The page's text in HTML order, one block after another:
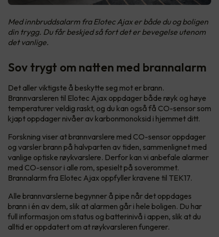
Med innbruddsalarm fra Elotec Ajax er både du og boligen
din trygg. Du får beskjed så fort det er bevegelse utenom
det vanlige.
Sov trygt om natten med brannalarm
Det aller viktigste å beskytte seg mot er brann.
Brannvarsleren til Elotec Ajax oppdager både røyk og høye
temperaturer veldig raskt, og du kan også få CO-sensor som
kjapt oppdager nivåer av karbonmonoksid i hjemmet ditt.
Forskning viser at brannvarslere med CO-sensor oppdager
og varsler brann på halvparten av tiden, sammenlignet med
vanlige optiske røykvarslere. Derfor kan vi anbefale alarmer
med CO-sensor i alle rom, spesielt på soverommet.
Brannalarm fra Elotec Ajax oppfyller kravene til TEK17.
Alle brannvarslerne begynner å pipe når det oppdages
brann i én av dem, slik at alarmen går i hele boligen. Du har
full informasjon om status og batterinivå i appen, slik at du
alltid er oppdatert om at røykvarsleren fungerer.